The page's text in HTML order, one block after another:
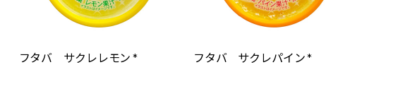
フタバ サクレレモン * フタバ サクレパイン *